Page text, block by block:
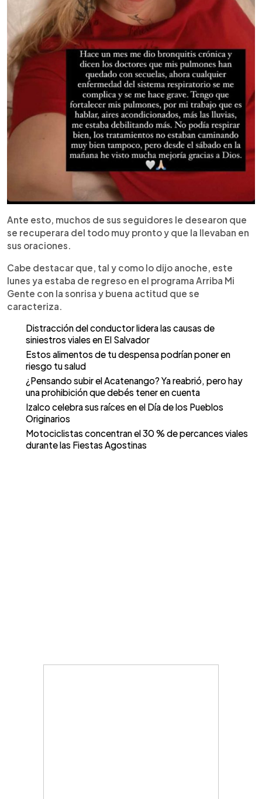
Ante esto, muchos de sus seguidores le desearon que
se recuperara del todo muy pronto y que la llevaban en
sus oraciones.
Cabe destacar que, tal y como lo dijo anoche, este
lunes ya estaba de regreso en el programa Arriba Mi
Gente con la sonrisa y buena actitud que se
caracteriza.
Distracción del conductor lidera las causas de
siniestros viales en El Salvador
Estos alimentos de tu despensa podrían poner en
riesgo tu salud
¿Pensando subir el Acatenango? Ya reabrió, pero hay
una prohibición que debés tener en cuenta
Izalco celebra sus raíces en el Día de los Pueblos
Originarios
Motociclistas concentran el 30 % de percances viales
durante las Fiestas Agostinas